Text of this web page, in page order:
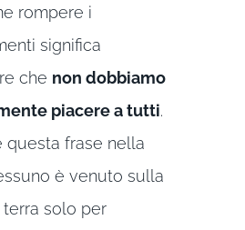
rompere i
significa
che non dobbiamo
piacere a tutti.
questa frase nella
è venuto sulla
solo per